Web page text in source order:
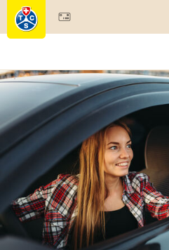
Societariato & prestazioni
Test, sicurezza & salute